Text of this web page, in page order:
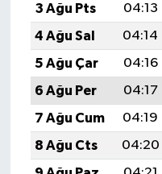
3 Ağu Pts
04:13
4 Ağu Sal
04:14
5 Ağu Çar
04:16
6 Ağu Per
04:17
7 Ağu Cum
04:19
8 Ağu Cts
04:20